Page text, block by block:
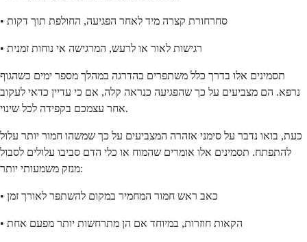
• סחרחורת קצרה מיד לאחר הפגיעה, החולפת תוך דקות
• רגישות לאור או לרעש, המרגישה אי נוחות זמנית
תסמינים אלו בדרך כלל משתפרים בהדרגה במהלך מספר ימים כשהגוף
נרפא. הם מצביעים על כך שהפגיעה כנראה קלה, אם כי עדיין כדאי לעקוב
אחר עצמכם בקפידה לכל שינוי.
כעת, בואו נדבר על סימני אזהרה המצביעים על כך שמשהו חמור יותר עלול
להתפתח. תסמינים אלו אומרים שהמוח או כלי הדם סביבו עלולים לסבול
מנזק משמעותי יותר:
• כאב ראש חמור המחמיר במקום להשתפר לאורך זמן
• הקאות חוזרות, במיוחד אם הן מתרחשות יותר מפעם אחת